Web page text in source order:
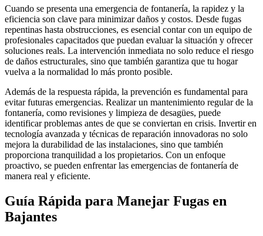
Cuando se presenta una emergencia de fontanería, la rapidez y la
eficiencia son clave para minimizar daños y costos. Desde fugas
repentinas hasta obstrucciones, es esencial contar con un equipo de
profesionales capacitados que puedan evaluar la situación y ofrecer
soluciones reals. La intervención inmediata no solo reduce el riesgo
de daños estructurales, sino que también garantiza que tu hogar
vuelva a la normalidad lo más pronto posible.
Además de la respuesta rápida, la prevención es fundamental para
evitar futuras emergencias. Realizar un mantenimiento regular de la
fontanería, como revisiones y limpieza de desagües, puede
identificar problemas antes de que se conviertan en crisis. Invertir en
tecnología avanzada y técnicas de reparación innovadoras no solo
mejora la durabilidad de las instalaciones, sino que también
proporciona tranquilidad a los propietarios. Con un enfoque
proactivo, se pueden enfrentar las emergencias de fontanería de
manera real y eficiente.
Guía Rápida para Manejar Fugas en
Bajantes